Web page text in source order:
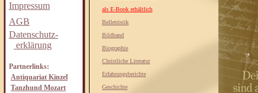
Impressum
AGB
Datenschutz-
erklärung
Partnerlinks:
Antiquariat Kinzel
Tanzhund Mozart
als E-Book erhältlich
Belletristik
Bildband
Biographie
Christliche Literatur
Erfahrungsberichte
Geschichte